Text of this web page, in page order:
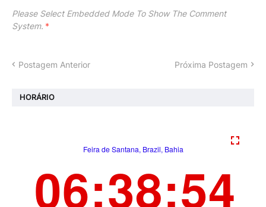
Please Select Embedded Mode To Show The Comment
System. *
Postagem Anterior Próxima Postagem
HORÁRIO